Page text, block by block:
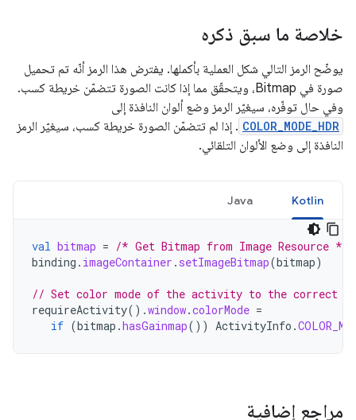
خلاصة ما سبق ذكره
يوضّح الرمز التالي شكل العملية بأكملها. يفترض هذا الرمز أنّه تم تحميل
صورة في Bitmap، ويتحقّق مما إذا كانت الصورة تتضمّن خريطة كسب.
وفي حال توفّره، سيغيّر الرمز وضع ألوان النافذة إلى
COLOR_MODE_HDR . إذا لم تتضمّن الصورة خريطة كسب، سيغيّر الرمز
النافذة إلى وضع الألوان التلقائي.
Kotlin
Java
val bitmap = /* Get Bitmap from Image Resource */
binding . imageContainer . setImageBitmap(bitmap)
// Set color mode of the activity to the correct
requireActivity().window.colorMode =
if (bitmap .hasGainmap()) ActivityInfo .
مراجع إضافية